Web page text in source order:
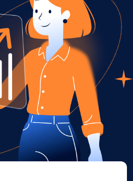
проводилось
под